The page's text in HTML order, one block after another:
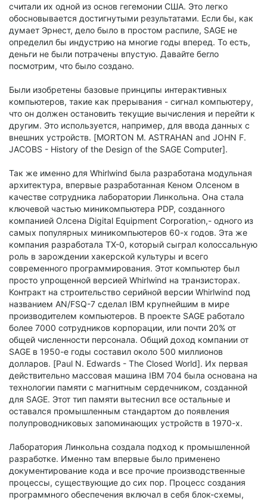
считали их одной из основ гегемонии США. Это легко
обосновывается достигнутыми результатами. Если бы, как
думает Эрнест, дело было в простом распиле, SAGE не
определил бы индустрию на многие годы вперед. То есть,
деньги не были потрачены впустую. Давайте бегло
посмотрим, что было создано.
Были изобретены базовые принципы интерактивных
компьютеров, такие как прерывания - сигнал компьютеру,
что он должен остановить текущие вычисления и перейти к
другим. Это используется, например, для ввода данных с
внешних устройств. [MORTON M. ASTRAHAN and JOHN F.
JACOBS - History of the Design of the SAGE Computer].
Так же именно для Whirlwind была разработана модульная
архитектура, впервые разработанная Кеном Олсеном в
качестве сотрудника лаборатории Линкольна. Она стала
ключевой частью миникомпьютера PDP, созданного
компанией Олсена Digital Equipment Corporation,- одного из
самых популярных миникомпьютеров 60-х годов. Эта же
компания разработала TX-0, который сыграл колоссальную
роль в зарождении хакерской культуры и всего
современного программирования. Этот компьютер был
просто упрощенной версией Whirlwind на транзисторах.
Контракт на строительство серийной версии Whirlwind под
названием AN/FSQ-7 сделал IBM крупнейшим в мире
производителем компьютеров. В проекте SAGE работало
более 7000 сотрудников корпорации, или почти 20% от
общей численности персонала. Общий доход компании от
SAGE в 1950-е годы составил около 500 миллионов
долларов. [Paul N. Edwards - The Closed World]. Их первая
действительно массовая машина IBM 704 была основана на
технологии памяти с магнитным сердечником, созданной
для SAGE. Этот тип памяти вытеснил все остальные и
оставался промышленным стандартом до появления
полупроводниковых запоминающих устройств в 1970-х.
Лаборатория Линкольна создала подход к промышленной
разработке. Именно там впервые было применено
документирование кода и все прочие производственные
процессы, существующие до сих пор. Процесс создания
программного обеспечения включал в себя блок-схемы,